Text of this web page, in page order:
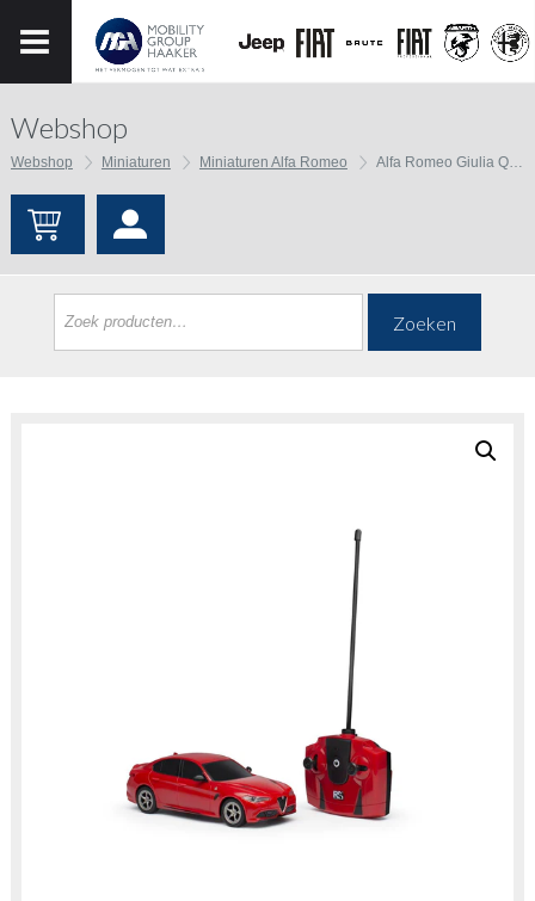
Webshop
Webshop Miniaturen Miniaturen Alfa Romeo Alfa Romeo Giulia QV Afstand bestuurbare
Zoeken